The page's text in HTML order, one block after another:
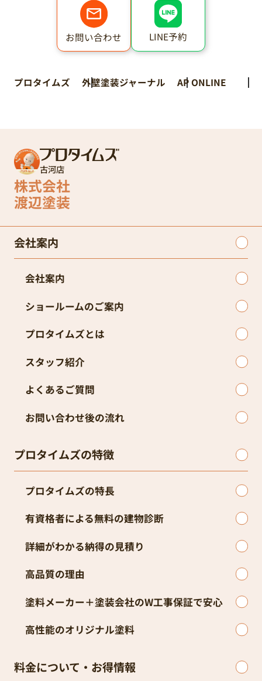
お問い合わせ LINE予約
プロタイムズ 外壁塗装ジャーナル AP ONLINE
古河店
株式会社
渡辺塗装
会社案内
会社案内
ショールームのご案内
プロタイムズとは
スタッフ紹介
よくあるご質問
お問い合わせ後の流れ
プロタイムズの特徴
プロタイムズの特長
有資格者による無料の建物診断
詳細がわかる納得の見積り
高品質の理由
塗料メーカー＋塗装会社のW工事保証で安心
高性能のオリジナル塗料
料金について・お得情報